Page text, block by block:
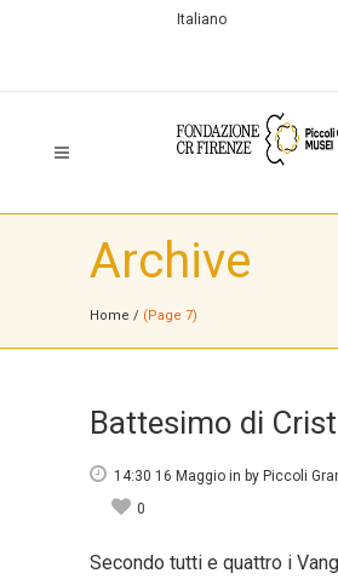
Italiano
Archive
Home / (Page 7)
Battesimo di
14:30 16 Maggio in by Piccoli
0
Secondo tutti e quattro i